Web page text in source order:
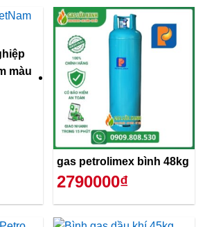
màu
gas petrolimex bình 48kg
2790000₫